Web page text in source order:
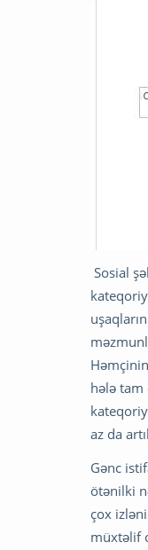
Sosial
hələ tam
az da
Gənc
ötənilki
çox
müxtəlif